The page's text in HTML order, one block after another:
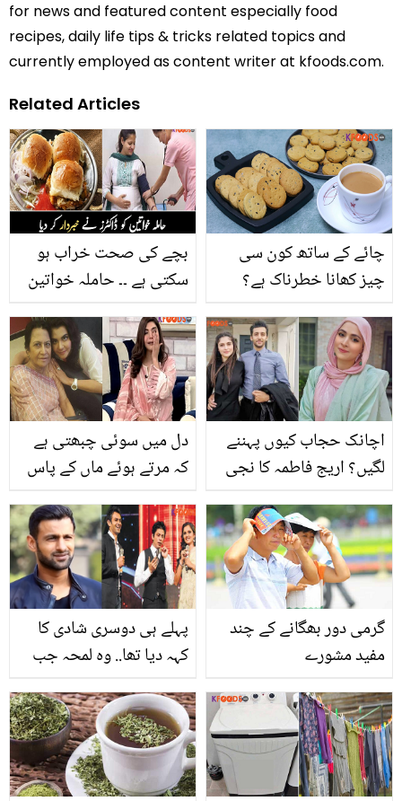
for news and featured content especially food
recipes, daily life tips & tricks related topics and
currently employed as content writer at kfoods.com.
Related Articles
بچے کی صحت خراب ہو
سکتی ہے ۔۔ حاملہ خواتین
متعلق ڈاکٹرز نے خبردار کر
دیا
چائے کے ساتھ کون سی
چیز کھانا خطرناک ہے؟
والی عام چیزیں جو بڑے
نقصان سے دوچار کرسکتی
ہیں
دل میں سوئی چبھتی ہے
کہ مرتے ہوئے ماں کے پاس
کو یاد کرتے رو پڑیں
اچانک حجاب کیوں پہننے
لگیں؟ اریج فاطمہ کا نجی
متعلق انکشاف
پہلے ہی دوسری شادی کا
کہہ دیا تھا.. وہ لمحہ جب
شاہ رُخ خان اور ثانیہ ملک
کا منہ کھلا رہ گیا تھا
گرمی دور بھگانے کے چند
مفید مشورے